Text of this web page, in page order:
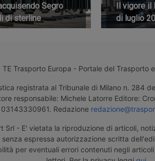
Segro
di sterline
Il vigore il
di luglio
TE Trasporto Europa - Portale del Trasporto
registrata al Tribunale di Milano n. 284
responsabile: Michele Latorre Editore:
03143330961. Redazione
Srl - E' vietata la riproduzione di articoli,
espressa autorizzazione scritta
per eventuali errori contenuti negli